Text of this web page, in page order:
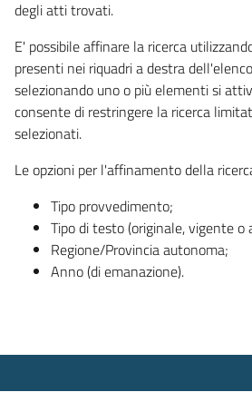
degli atti trovati.
E' possibile affinare la ricerca
presenti nei riquadri a destra
selezionando uno o più elementi si
consente di restringere la ricerca
selezionati.
Le opzioni per l'affinamento della
Tipo provvedimento;
Tipo di testo (originale, vigente o
Regione/Provincia autonoma;
Anno (di emanazione).